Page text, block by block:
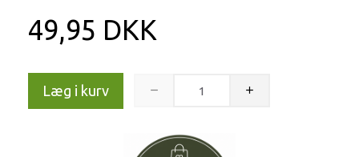
49,95 DKK
Læg i kurv